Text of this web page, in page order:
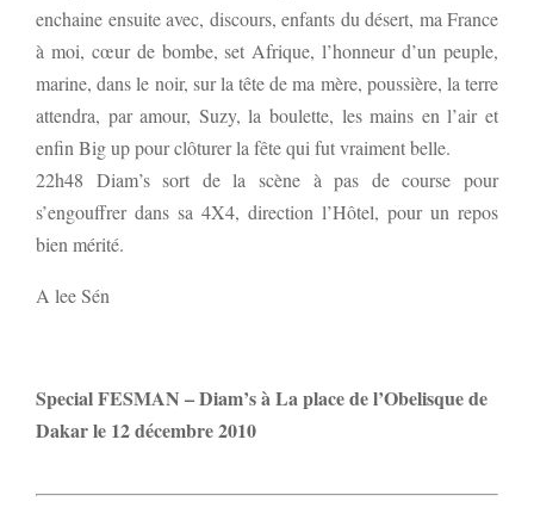
enchaine ensuite avec, discours, enfants du désert, ma France
à moi, cœur de bombe, set Afrique, l’honneur d’un peuple,
marine, dans le noir, sur la tête de ma mère, poussière, la terre
attendra, par amour, Suzy, la boulette, les mains en l’air et
enfin Big up pour clôturer la fête qui fut vraiment belle.
22h48 Diam’s sort de la scène à pas de course pour
s’engouffrer dans sa 4X4, direction l’Hôtel, pour un repos
bien mérité.
A lee Sén
Special FESMAN – Diam’s à La place de l’Obelisque de
Dakar le 12 décembre 2010